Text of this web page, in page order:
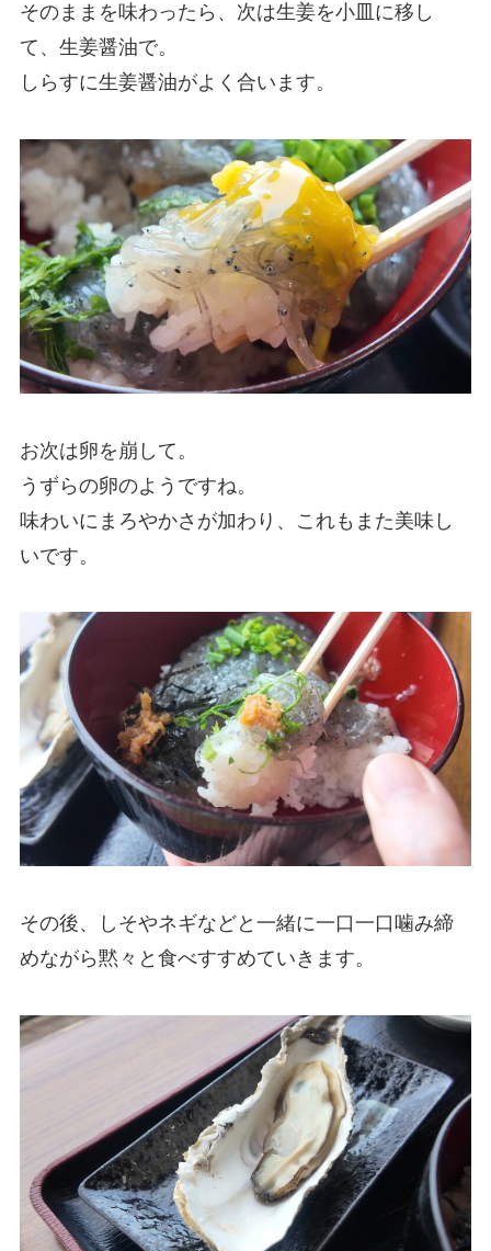
そのままを味わったら、次は生姜を小皿に移し
て、生姜醤油で。
しらすに生姜醤油がよく合います。
お次は卵を崩して。
うずらの卵のようですね。
味わいにまろやかさが加わり、これもまた美味し
いです。
その後、しそやネギなどと一緒に一口一口噛み締
めながら黙々と食べすすめていきます。